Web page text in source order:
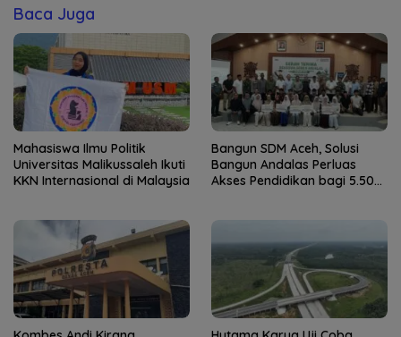
Baca Juga
Mahasiswa Ilmu Politik
Universitas Malikussaleh Ikuti
KKN Internasional di Malaysia
Bangun SDM Aceh, Solusi
Bangun Andalas Perluas
Akses Pendidikan bagi 5.500